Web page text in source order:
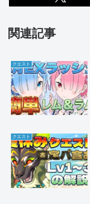
関連記事
クエスト
クエスト